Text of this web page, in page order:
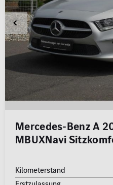
Mercedes-Benz A
MBUXNavi
Kilometerstand